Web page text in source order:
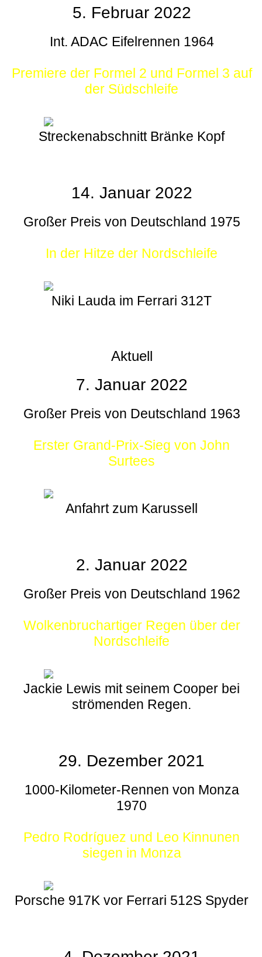
5. Februar 2022
Int. ADAC Eifelrennen 1964
Premiere der Formel 2 und Formel 3 auf
der Südschleife
Streckenabschnitt Bränke Kopf
14. Januar 2022
Großer Preis von Deutschland 1975
In der Hitze der Nordschleife
Niki Lauda im Ferrari 312T
Aktuell
7. Januar 2022
Großer Preis von Deutschland 1963
Erster Grand-Prix-Sieg von John
Surtees
Anfahrt zum Karussell
2. Januar 2022
Großer Preis von Deutschland 1962
Wolkenbruchartiger Regen über der
Nordschleife
Jackie Lewis mit seinem Cooper bei
strömenden Regen.
29. Dezember 2021
1000-Kilometer-Rennen von Monza
1970
Pedro Rodríguez und Leo Kinnunen
siegen in Monza
Porsche 917K vor Ferrari 512S Spyder